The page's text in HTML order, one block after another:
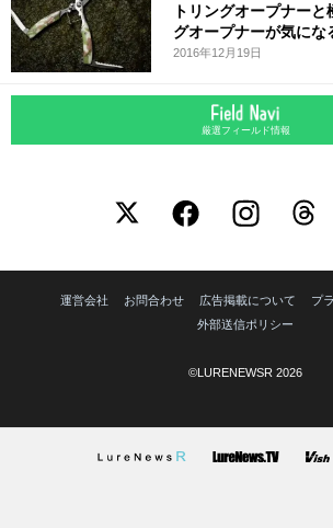
トリングオープナー
グオープナーが気にな
2016年12月19日
厳選フィールド情報
運営会社 お問合わせ 広告掲載について
プ
外部送信ポリシー
©LURENEWSR 2026